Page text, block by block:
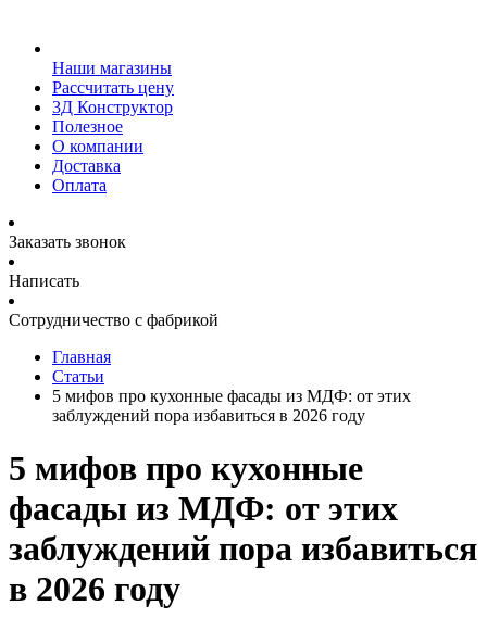
Наши магазины
Рассчитать цену
3Д Конструктор
Полезное
О компании
Доставка
Оплата
Заказать звонок
Написать
Сотрудничество с фабрикой
Главная
Статьи
5 мифов про кухонные фасады из МДФ: от этих
заблуждений пора избавиться в 2026 году
5 мифов про кухонные
фасады из МДФ: от этих
заблуждений пора избавиться
в 2026 году